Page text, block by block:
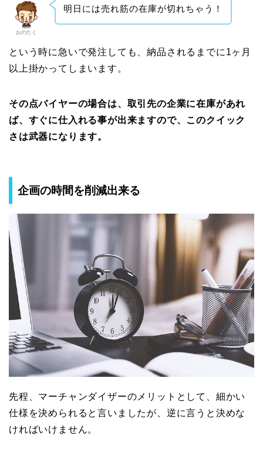
おのたく
明日には売れ筋の在庫が切れちゃう！
という時に急いで発注しても、納品されるまでに1ヶ月
以上掛かってしまいます。
その点バイヤーの場合は、取引先の企業に在庫があれ
ば、すぐに仕入れる事が出来ますので、このクイック
さは武器になります。
企画の時間を削減出来る
先程、マーチャンダイザーのメリットとして、細かい
仕様を決められると言いましたが、逆に言うと決めな
ければいけません。